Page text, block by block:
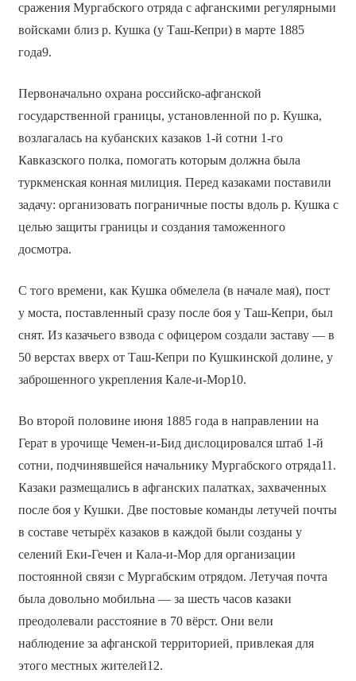
сражения Мургабского отряда с афганскими регулярными
войсками близ р. Кушка (у Таш-Кепри) в марте 1885
года9.
Первоначально охрана российско-афганской
государственной границы, установленной по р. Кушка,
возлагалась на кубанских казаков 1-й сотни 1-го
Кавказского полка, помогать которым должна была
туркменская конная милиция. Перед казаками поставили
задачу: организовать пограничные посты вдоль р. Кушка с
целью защиты границы и создания таможенного
досмотра.
С того времени, как Кушка обмелела (в начале мая), пост
у моста, поставленный сразу после боя у Таш-Кепри, был
снят. Из казачьего взвода с офицером создали заставу — в
50 верстах вверх от Таш-Кепри по Кушкинской долине, у
заброшенного укрепления Кале-и-Мор10.
Во второй половине июня 1885 года в направлении на
Герат в урочище Чемен-и-Бид дислоцировался штаб 1-й
сотни, подчинявшейся начальнику Мургабского отряда11.
Казаки размещались в афганских палатках, захваченных
после боя у Кушки. Две постовые команды летучей почты
в составе четырёх казаков в каждой были созданы у
селений Еки-Гечен и Кала-и-Мор для организации
постоянной связи с Мургабским отрядом. Летучая почта
была довольно мобильна — за шесть часов казаки
преодолевали расстояние в 70 вёрст. Они вели
наблюдение за афганской территорией, привлекая для
этого местных жителей12.